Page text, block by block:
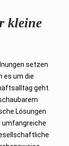
kleine
setzen
es um die
geht.
Lösungen
umfangreiche